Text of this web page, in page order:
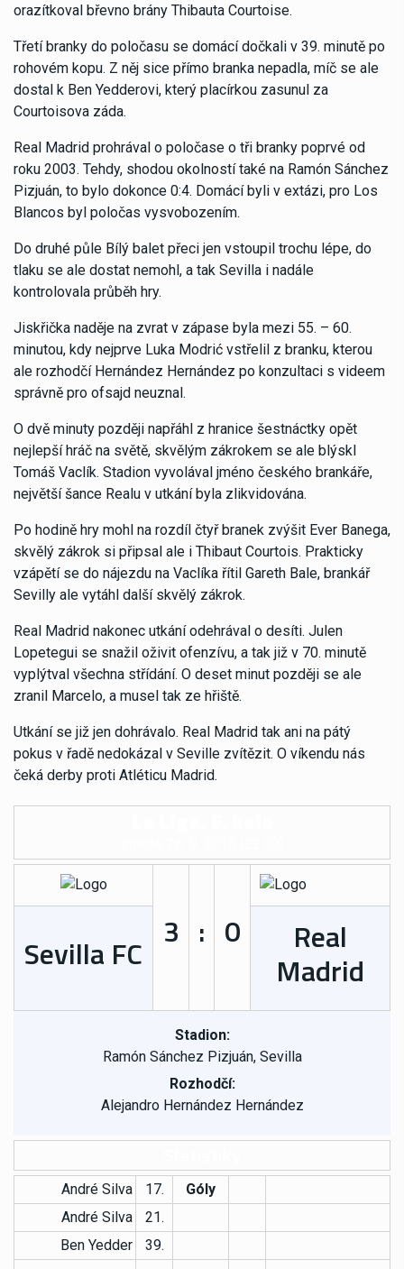
orazítkoval břevno brány Thibauta Courtoise.
Třetí branky do poločasu se domácí dočkali v 39. minutě po
rohovém kopu. Z něj sice přímo branka nepadla, míč se ale
dostal k Ben Yedderovi, který placírkou zasunul za
Courtoisova záda.
Real Madrid prohrával o poločase o tři branky poprvé od
roku 2003. Tehdy, shodou okolností také na Ramón Sánchez
Pizjuán, to bylo dokonce 0:4. Domácí byli v extázi, pro Los
Blancos byl poločas vysvobozením.
Do druhé půle Bílý balet přeci jen vstoupil trochu lépe, do
tlaku se ale dostat nemohl, a tak Sevilla i nadále
kontrolovala průběh hry.
Jiskřička naděje na zvrat v zápase byla mezi 55. – 60.
minutou, kdy nejprve Luka Modrić vstřelil z branku, kterou
ale rozhodčí Hernández Hernández po konzultaci s videem
správně pro ofsajd neuznal.
O dvě minuty později napřáhl z hranice šestnáctky opět
nejlepší hráč na světě, skvělým zákrokem se ale blýskl
Tomáš Vaclík. Stadion vyvolával jméno českého brankáře,
největší šance Realu v utkání byla zlikvidována.
Po hodině hry mohl na rozdíl čtyř branek zvýšit Ever Banega,
skvělý zákrok si připsal ale i Thibaut Courtois. Prakticky
vzápětí se do nájezdu na Vaclíka řítil Gareth Bale, brankář
Sevilly ale vytáhl další skvělý zákrok.
Real Madrid nakonec utkání odehrával o desíti. Julen
Lopetegui se snažil oživit ofenzívu, a tak již v 70. minutě
vyplýtval všechna střídání. O deset minut později se ale
zranil Marcelo, a musel tak ze hřiště.
Utkání se již jen dohrávalo. Real Madrid tak ani na pátý
pokus v řadě nedokázal v Seville zvítězit. O víkendu nás
čeká derby proti Atléticu Madrid.
3 : 0
Sevilla FC Real
Madrid
Stadion:
Ramón Sánchez Pizjuán, Sevilla
Rozhodčí:
Alejandro Hernández Hernández
André Silva 17.
Góly
André Silva
21.
Ben Yedder
39.